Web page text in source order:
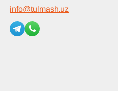
info@tulmash.uz